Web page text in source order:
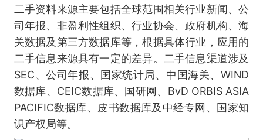
二手资料来源主要包括全球范围相关行业新闻、公
司年报、非盈利性组织、行业协会、政府机构、海
关数据及第三方数据库等，根据具体行业，应用的
二手信息来源具有一定的差异。二手信息渠道涉及
SEC、公司年报、国家统计局、中国海关、WIND
数据库、CEIC数据库、国研网、BvD ORBIS ASIA
PACIFIC数据库、皮书数据库及中经专网、国家知
识产权局等。